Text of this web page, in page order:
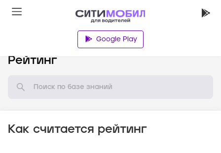
Google Play
Рейтинг
Как считается рейтинг